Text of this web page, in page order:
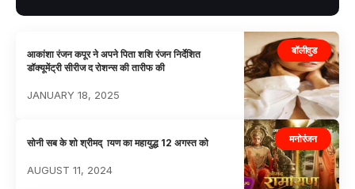
बॉलीवुड
आकांशा रंजन कपूर ने अपने पिता शशि रंजन निर्देशित
डॉक्यूमेंट्री सीरीज द रोशन्स की तारीफ की
JANUARY 18, 2025
मनोरंजन
सोनी सब के शो श्रीमद् ायण का महायुद्ध 12 अगस्त को
AUGUST 11, 2024